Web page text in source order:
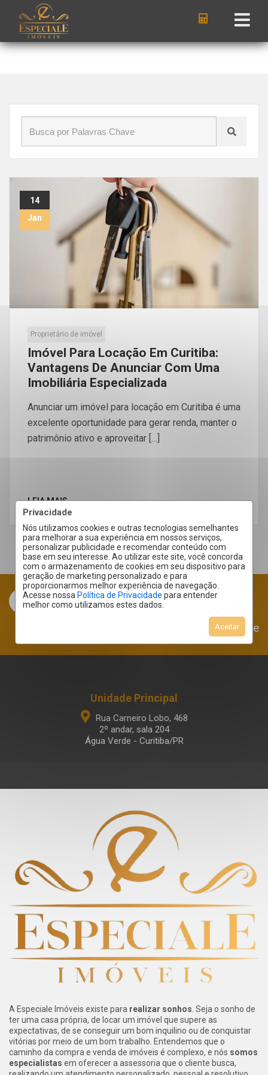
Início» Blog »locação de imóveis
Privacidade
Nós utilizamos cookies e outras tecnologias semelhantes
para melhorar a sua experiência em nossos serviços,
personalizar publicidade e recomendar conteúdo com
base em seu interesse. Ao utilizar este site, você concorda
com o armazenamento de cookies em seu dispositivo para
geração de marketing personalizado e para
proporcionarmos melhor experiência de navegação.
Acesse nossa Política de Privacidade para entender
melhor como utilizamos estes dados.
Aceitar
14
Jan
Proprietário de imóvel
Imóvel Para Locação Em Curitiba:
Vantagens De Anunciar Com Uma
Imobiliária Especializada
Anunciar um imóvel para locação em Curitiba é uma
excelente oportunidade para gerar renda, manter o
patrimônio ativo e aproveitar […]
LEIA MAIS
Área do Cliente
Unidade Principal
Rua Carneiro Lobo, 468
2º andar, sala 204
Água Verde - Curitiba/PR
A Especiale Imóveis existe para realizar sonhos . Seja o sonho de
ter uma casa própria, de locar um imóvel que supere as
expectativas, de se conseguir um bom inquilino ou de conquistar
vitórias por meio de um bom trabalho. Entendemos que o
caminho da compra e venda de imóveis é complexo, e nós somos
especialistas em oferecer a assessoria que o cliente busca,